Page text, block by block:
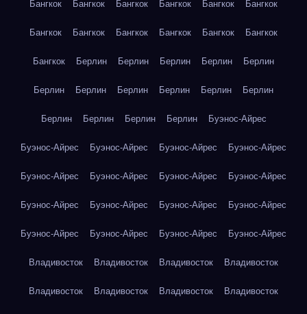
Бангкок Бангкок Бангкок Бангкок Бангкок Бангкок
Бангкок Бангкок Бангкок Бангкок Бангкок Бангкок
Бангкок Берлин Берлин Берлин Берлин Берлин
Берлин Берлин Берлин Берлин Берлин Берлин
Берлин Берлин Берлин Берлин Буэнос-Айрес
Буэнос-Айрес Буэнос-Айрес Буэнос-Айрес Буэнос-Айрес
Буэнос-Айрес Буэнос-Айрес Буэнос-Айрес Буэнос-Айрес
Буэнос-Айрес Буэнос-Айрес Буэнос-Айрес Буэнос-Айрес
Буэнос-Айрес Буэнос-Айрес Буэнос-Айрес Буэнос-Айрес
Владивосток Владивосток Владивосток Владивосток
Владивосток Владивосток Владивосток Владивосток